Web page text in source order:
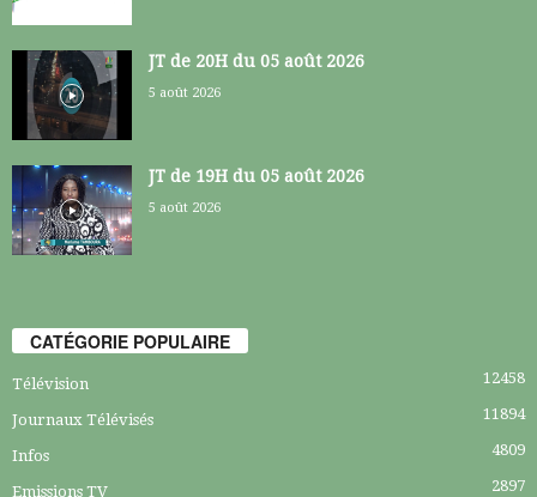
JT de 20H du 05 août 2026
5 août 2026
JT de 19H du 05 août 2026
5 août 2026
CATÉGORIE POPULAIRE
Télévision 12458
Journaux Télévisés 11894
Infos 4809
Emissions TV 2897